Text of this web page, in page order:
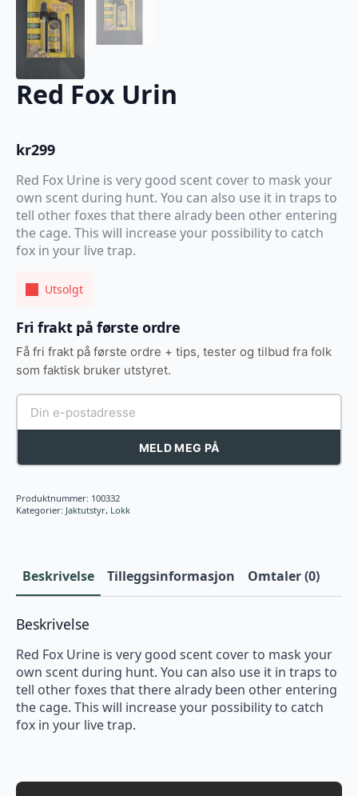
Red Fox Urin
kr299
Red Fox Urine is very good scent cover to mask your
own scent during hunt. You can also use it in traps to
tell other foxes that there alrady been other entering
the cage. This will increase your possibility to catch
fox in your live trap.
Utsolgt
Fri frakt på første ordre
Få fri frakt på første ordre + tips, tester og tilbud fra folk
som faktisk bruker utstyret.
MELD MEG PÅ
Produktnummer: 100332
Kategorier: Jaktutstyr, Lokk
Beskrivelse Tilleggsinformasjon Omtaler (0)
Beskrivelse
Red Fox Urine is very good scent cover to mask your
own scent during hunt. You can also use it in traps to
tell other foxes that there alrady been other entering
the cage. This will increase your possibility to catch
fox in your live trap.